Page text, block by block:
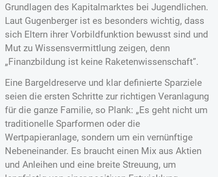
Grundlagen des Kapitalmarktes bei Jugendlichen.
Laut Gugenberger ist es besonders wichtig, dass
sich Eltern ihrer Vorbildfunktion bewusst sind und
Mut zu Wissensvermittlung zeigen, denn
„Finanzbildung ist keine Raketenwissenschaft”.
Eine Bargeldreserve und klar definierte Sparziele
seien die ersten Schritte zur richtigen Veranlagung
für die ganze Familie, so Plank: „Es geht nicht um
traditionelle Sparformen oder die
Wertpapieranlage, sondern um ein vernünftige
Nebeneinander. Es braucht einen Mix aus Aktien
und Anleihen und eine breite Streuung, um